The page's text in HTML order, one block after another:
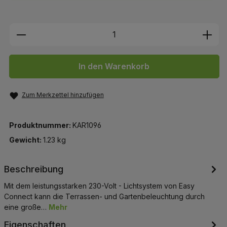
Produkt Anzahl: Gib den
In den Warenkorb
Zum Merkzettel hinzufügen
Produktnummer: KAR1096
Gewicht: 1.23 kg
Beschreibung
Mit dem leistungsstarken 230-Volt - Lichtsystem von Easy
Connect kann die Terrassen- und Gartenbeleuchtung durch
eine große… Mehr
Eigenschaften